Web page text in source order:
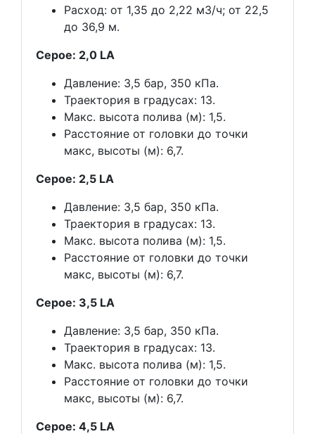
Расход: от 1,35 до 2,22 м3/ч; от 22,5
до 36,9 м.
Серое: 2,0 LA
Давление: 3,5 бар, 350 кПа.
Траектория в градусах: 13.
Макс. высота полива (м): 1,5.
Расстояние от головки до точки
макс, высоты (м): 6,7.
Серое: 2,5 LA
Давление: 3,5 бар, 350 кПа.
Траектория в градусах: 13.
Макс. высота полива (м): 1,5.
Расстояние от головки до точки
макс, высоты (м): 6,7.
Серое: 3,5 LA
Давление: 3,5 бар, 350 кПа.
Траектория в градусах: 13.
Макс. высота полива (м): 1,5.
Расстояние от головки до точки
макс, высоты (м): 6,7.
Серое: 4,5 LA